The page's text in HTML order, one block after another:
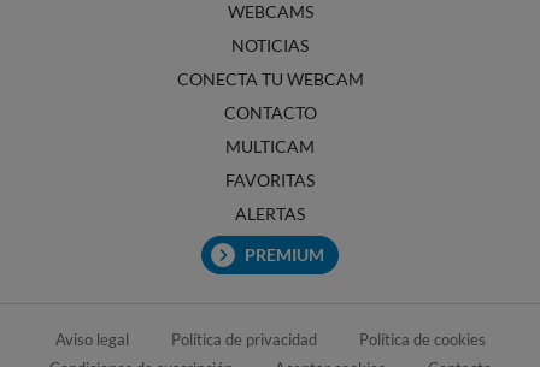
WEBCAMS
NOTICIAS
CONECTA TU WEBCAM
CONTACTO
MULTICAM
FAVORITAS
ALERTAS
PREMIUM
Aviso legal Política de privacidad
Política de cookies